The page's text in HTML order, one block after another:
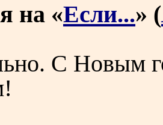
на «Если...» (
С Новым